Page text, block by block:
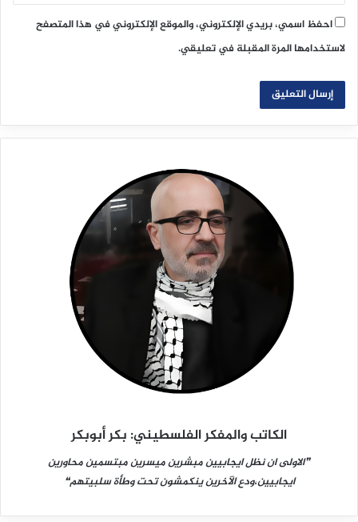
احفظ اسمي، بريدي الإلكتروني، والموقع الإلكتروني في هذا المتصفح
لاستخدامها المرة المقبلة في تعليقي.
الكاتب والمفكر الفلسطيني: بكر أبوبكر
❞الاولى ان نظل ايجابيين مبشرين ميسرين مبتسمين محاورين
ايجابيين،ودع الآخرين ينكمشون تحت وطأة سلبيتهم❝